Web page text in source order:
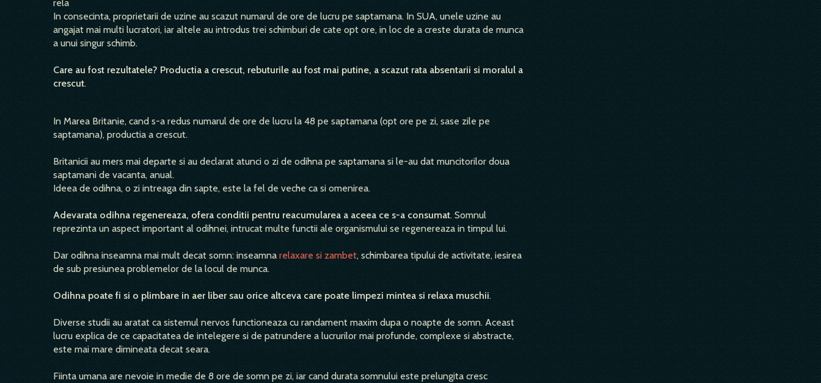
rela
In consecinta, proprietarii de uzine au scazut numarul de ore de lucru pe saptamana. In SUA, unele uzine au
angajat mai multi lucratori, iar altele au introdus trei schimburi de cate opt ore, in loc de a creste durata de munca
a unui singur schimb.
Care au fost rezultatele? Productia a crescut, rebuturile au fost mai putine, a scazut rata absentarii si moralul a
crescut.
In Marea Britanie, cand s-a redus numarul de ore de lucru la 48 pe saptamana (opt ore pe zi, sase zile pe
saptamana), productia a crescut.
Britanicii au mers mai departe si au declarat atunci o zi de odihna pe saptamana si le-au dat muncitorilor doua
saptamani de vacanta, anual.
Ideea de odihna, o zi intreaga din sapte, este la fel de veche ca si omenirea.
Adevarata odihna regenereaza, ofera conditii pentru reacumularea a aceea ce s-a consumat. Somnul
reprezinta un aspect important al odihnei, intrucat multe functii ale organismului se regenereaza in timpul lui.
Dar odihna inseamna mai mult decat somn: inseamna relaxare si zambet, schimbarea tipului de activitate, iesirea
de sub presiunea problemelor de la locul de munca.
Odihna poate fi si o plimbare in aer liber sau orice altceva care poate limpezi mintea si relaxa muschii.
Diverse studii au aratat ca sistemul nervos functioneaza cu randament maxim dupa o noapte de somn. Aceast
lucru explica de ce capacitatea de intelegere si de patrundere a lucrurilor mai profunde, complexe si abstracte,
este mai mare dimineata decat seara.
Fiinta umana are nevoie in medie de 8 ore de somn pe zi, iar cand durata somnului este prelungita cresc